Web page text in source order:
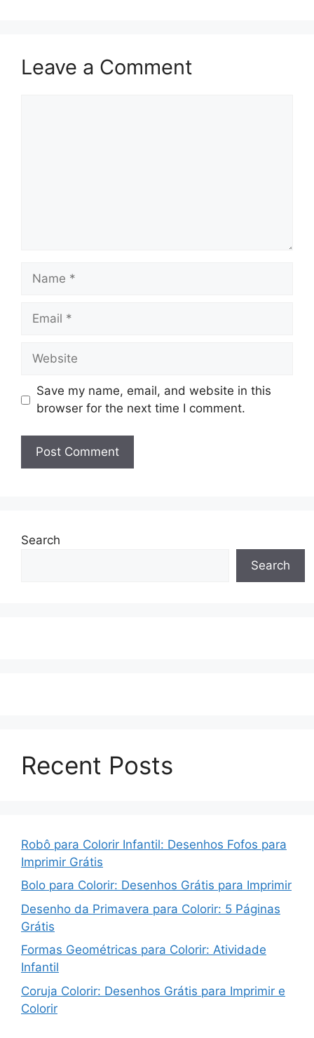
Leave a Comment
Name
Email
Website
Save my name, email, and website in this
browser for the next time I comment.
Search
Search
Recent Posts
Robô para Colorir Infantil: Desenhos Fofos para
Imprimir Grátis
Bolo para Colorir: Desenhos Grátis para Imprimir
Desenho da Primavera para Colorir: 5 Páginas
Grátis
Formas Geométricas para Colorir: Atividade
Infantil
Coruja Colorir: Desenhos Grátis para Imprimir e
Colorir